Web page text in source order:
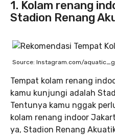
1. Kolam renang
Stadion Renang
Source: Instagram.com/
Tempat kolam renang
kamu kunjungi adalah
Tentunya kamu nggak
kolam renang indoor
ya, Stadion Renang